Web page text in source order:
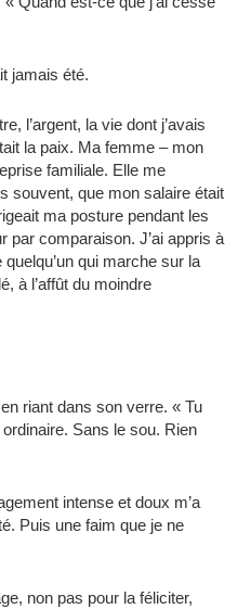
jamais été.
l’argent, la vie dont j’avais
la paix. Ma femme – mon
familiale. Elle me
souvent, que mon salaire était
ma posture pendant les
par comparaison. J’ai appris à
qui marche sur la
à l’affût du moindre
riant dans son verre. « Tu
Sans le sou. Rien
intense et doux m’a
Puis une faim que je ne
non pas pour la féliciter,